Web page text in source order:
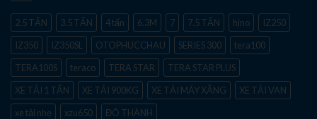
2.5 TẤN 3.5 TẤN 4 tấn 6.3M 7 7.5 TẤN hino
IZ250
IZ350
IZ350SL OTOPHUCCHAU SERIES 300
tera100
TERA100S
teraco TERA STAR
TERA STAR PLUS
XE TẢI 1 TẤN
XE TẢI 900KG XE TẢI MÁY XĂNG
XE TẢI VAN
xe tải nhẹ
xzu650 ĐÔ THÀNH